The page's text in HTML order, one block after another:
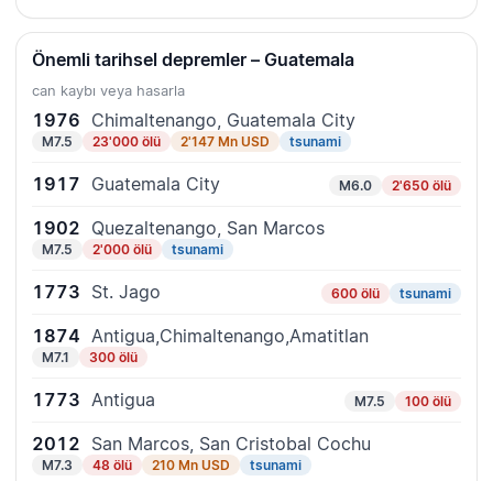
Önemli tarihsel depremler – Guatemala
can kaybı veya hasarla
1976 Chimaltenango, Guatemala City
M7.5 23'000 ölü 2'147 Mn USD tsunami
1917 Guatemala City M6.0 2'650 ölü
1902 Quezaltenango, San Marcos
M7.5 2'000 ölü tsunami
1773 St. Jago 600 ölü tsunami
1874 Antigua,Chimaltenango,Amatitlan
M7.1 300 ölü
1773 Antigua M7.5 100 ölü
2012 San Marcos, San Cristobal Cochu
M7.3 48 ölü 210 Mn USD tsunami